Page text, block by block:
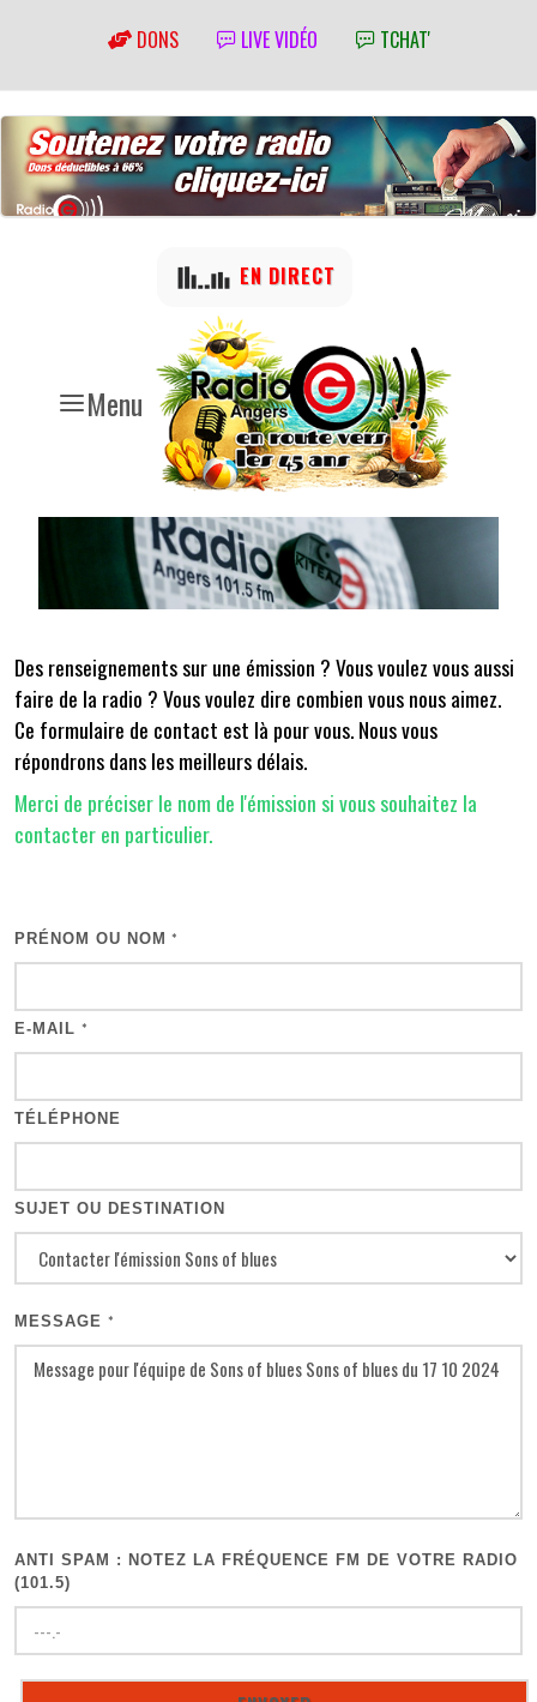
DONS LIVE VIDÉO TCHAT'
Menu
EN DIRECT
Des renseignements sur une émission ? Vous voulez vous aussi
faire de la radio ? Vous voulez dire combien vous nous aimez.
Ce formulaire de contact est là pour vous. Nous vous
répondrons dans les meilleurs délais.
Merci de préciser le nom de l'émission si vous souhaitez la
contacter en particulier.
PRÉNOM OU NOM *
E-MAIL *
TÉLÉPHONE
SUJET OU DESTINATION
MESSAGE *
ANTI SPAM : NOTEZ LA FRÉQUENCE FM DE VOTRE RADIO
(101.5)